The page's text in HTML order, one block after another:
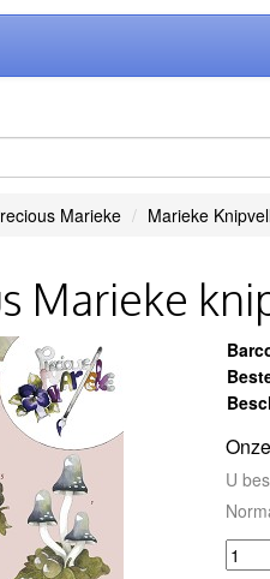
Marieke Marieke
Marieke
U